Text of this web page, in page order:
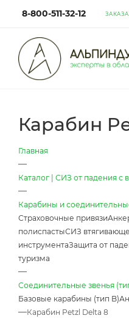
8-800-511-32-12
Карабин
Главная
—
Каталог | СИЗ от падения с
—
Карабины и
Страховочные привязи
полиспастыСИЗ
инструментаЗащита от
туризма
—
Соединительные звенья
Базовые карабины (тип B)
—Карабин Petzl Delta 8